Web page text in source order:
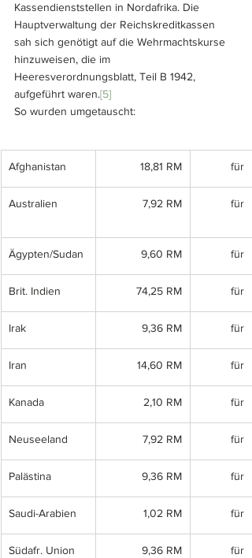
Kassendienststellen in Nordafrika. Die
Hauptverwaltung der Reichskreditkassen
sah sich genötigt auf die Wehrmachtskurse
hinzuweisen, die im
Heeresverordnungsblatt, Teil B 1942,
aufgeführt waren.[5]
So wurden umgetauscht:
Afghanistan 18,81 RM für
Australien 7,92 RM für
​Ägypten/Sudan 9,60 RM für
Brit. Indien 74,25 RM für
Irak 9,36 RM für
Iran 14,60 RM für
Kanada 2,10 RM für
Neuseeland 7,92 RM für
Palästina 9,36 RM für
Saudi-Arabien 1,02 RM für
Südafr. Union 9,36 RM für